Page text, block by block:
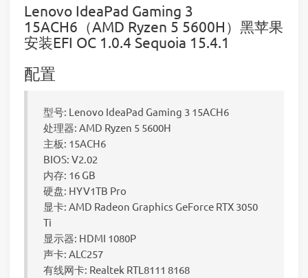
Lenovo IdeaPad Gaming 3
15ACH6（AMD Ryzen 5 5600H）黑苹果
安装EFI OC 1.0.4 Sequoia 15.4.1
配置
型号: Lenovo IdeaPad Gaming 3 15ACH6
处理器: AMD Ryzen 5 5600H
主板: 15ACH6
BIOS: V2.02
内存: 16 GB
硬盘: HYV1TB Pro
显卡: AMD Radeon Graphics GeForce RTX 3050
Ti
显示器: HDMI 1080P
声卡: ALC257
有线网卡: Realtek RTL8111 8168